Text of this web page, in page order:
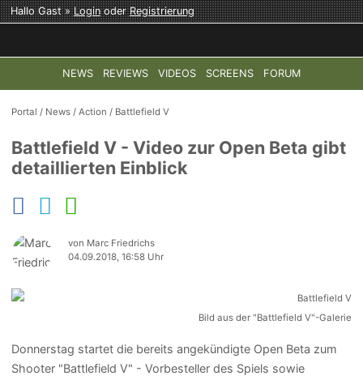
Hallo Gast »LoginoderRegistrierung
NEWS REVIEWS VIDEOS SCREENS FORUM
TOP-THEMEN: COD: MODERN WARFARE 4 HALO:
Portal / News /Action / Battlefield V
Battlefield V - Video zur Open Beta gibt
detaillierten Einblick
von Marc Friedrichs
04.09.2018, 16:58 Uhr
Bild aus der "Battlefield V"-Galerie
Donnerstag startet die bereits angekündigte Open Beta zum
Shooter "Battlefield V" - Vorbesteller des Spiels sowie